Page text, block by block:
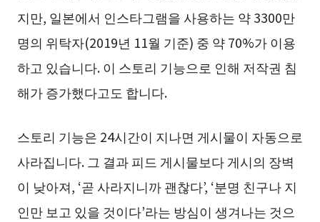
지만, 일본에서 인스타그램을 사용하는 약 3300만
명의 위탁자(2019년 11월 기준) 중 약 70%가 이용
하고 있습니다. 이 스토리 기능으로 인해 저작권 침
해가 증가했다고도 합니다.
스토리 기능은 24시간이 지나면 게시물이 자동으로
사라집니다. 그 결과 피드 게시물보다 게시의 장벽
이 낮아져, ‘곧 사라지니까 괜찮다’, ‘분명 친구나 지
인만 보고 있을 것이다’라는 방심이 생겨나는 것으